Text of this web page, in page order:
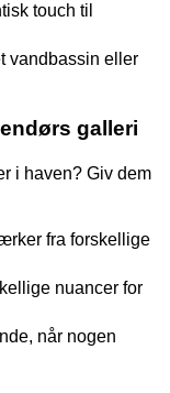
touch til
vandbassin eller
galleri
i haven? Giv dem
fra forskellige
nuancer for
når nogen